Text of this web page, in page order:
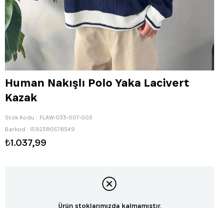
Human Nakışlı Polo Yaka Lacivert
Kazak
Stok Kodu
FLAW-033-007-003
Barkod : 1592380578549
₺1.037,99
Ürün stoklarımızda kalmamıştır.